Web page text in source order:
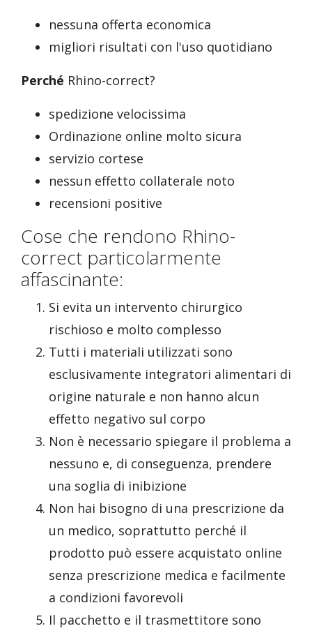
nessuna offerta economica
migliori risultati con l'uso quotidiano
Perché Rhino-correct?
spedizione velocissima
Ordinazione online molto sicura
servizio cortese
nessun effetto collaterale noto
recensioni positive
Cose che rendono Rhino-
correct particolarmente
affascinante:
Si evita un intervento chirurgico
rischioso e molto complesso
Tutti i materiali utilizzati sono
esclusivamente integratori alimentari di
origine naturale e non hanno alcun
effetto negativo sul corpo
Non è necessario spiegare il problema a
nessuno e, di conseguenza, prendere
una soglia di inibizione
Non hai bisogno di una prescrizione da
un medico, soprattutto perché il
prodotto può essere acquistato online
senza prescrizione medica e facilmente
a condizioni favorevoli
Il pacchetto e il trasmettitore sono